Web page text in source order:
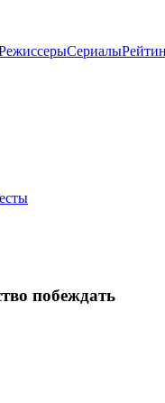
Сериалы
побеждать